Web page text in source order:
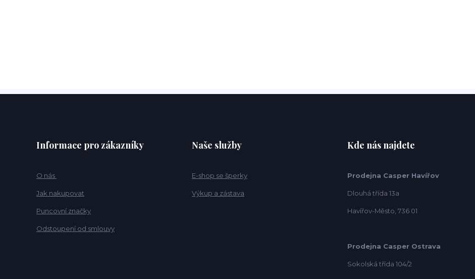
Informace pro zákazníky
O nás
Jak nakupovat
Puncovní značky
Odstoupení od smlouvy
Naše služby
E-shop se šperky
Výkup a zástava
Kde nás najdete
Prodejna Casper Havířov
Dlouhá třída 13a
Havířov-Město, 736 01
Prodejna Casper Ostrava
Sokolská třída 104/2